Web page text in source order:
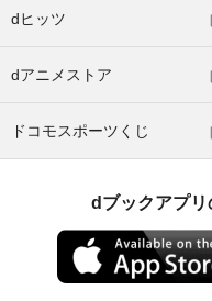
dヒッツ
dアニメストア
ドコモスポーツくじ
dブックアプリ